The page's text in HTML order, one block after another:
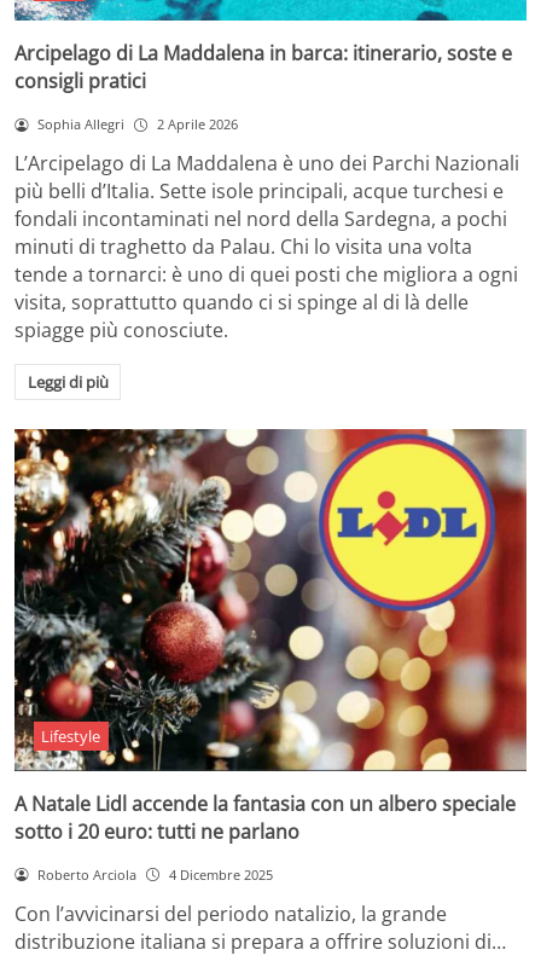
Arcipelago di La Maddalena in barca: itinerario, soste e
consigli pratici
Sophia Allegri 2 Aprile 2026
L’Arcipelago di La Maddalena è uno dei Parchi Nazionali
più belli d’Italia. Sette isole principali, acque turchesi e
fondali incontaminati nel nord della Sardegna, a pochi
minuti di traghetto da Palau. Chi lo visita una volta
tende a tornarci: è uno di quei posti che migliora a ogni
visita, soprattutto quando ci si spinge al di là delle
spiagge più conosciute.
Leggi di più
Lifestyle
A Natale Lidl accende la fantasia con un albero speciale
sotto i 20 euro: tutti ne parlano
Roberto Arciola 4 Dicembre 2025
Con l’avvicinarsi del periodo natalizio, la grande
distribuzione italiana si prepara a offrire soluzioni di…